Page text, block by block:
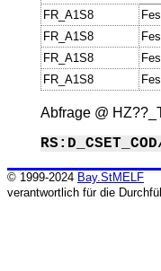
FR_A1S8
FR_A1S8
FR_A1S8
FR_A1S8
Abfrage @
© 1999-2024 Bay.StMELF
verantwortlich für die